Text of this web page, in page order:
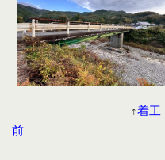
↑着工
前